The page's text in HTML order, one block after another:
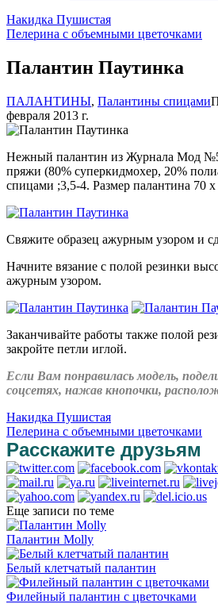
Накидка Пушистая
Пелерина с объемными цветочками
Палантин Паутинка
ПАЛАНТИНЫ, Палантины спицами
февраля 2013 г.
Нежный палантин из Журнала Мод
пряжи (80% суперкидмохер, 20%
спицами ;3,5-4. Размер палантина 70
Свяжите образец ажурным узором и
Начните вязание с полой резинки
ажурным узором.
Заканчивайте работы также полой
закройте петли иглой.
Если Вам понравилась модель,
соцсетях, нажав кнопочки,
Накидка Пушистая
Пелерина с объемными цветочками
Расскажите друзьям
Еще записи по теме
Палантин Molly
Белый клетчатый палантин
Филейный палантин с цветочками